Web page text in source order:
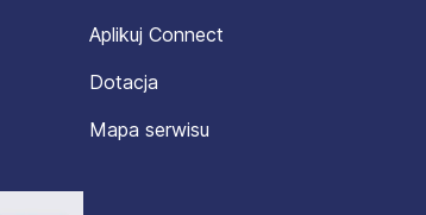
Aplikuj Connect
Dotacja
Mapa serwisu